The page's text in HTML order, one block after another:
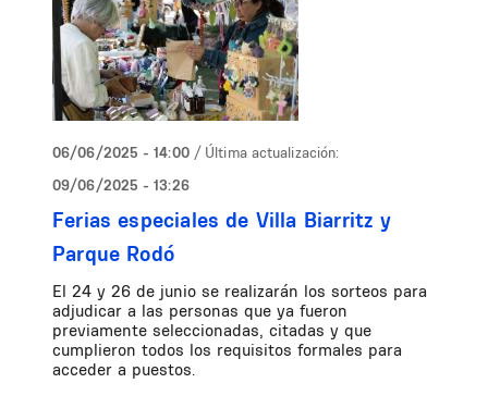
06/06/2025 - 14:00 / Última actualización:
09/06/2025 - 13:26
Ferias especiales de Villa Biarritz y
Parque Rodó
El 24 y 26 de junio se realizarán los sorteos para
adjudicar a las personas que ya fueron
previamente seleccionadas, citadas y que
cumplieron todos los requisitos formales para
acceder a puestos.